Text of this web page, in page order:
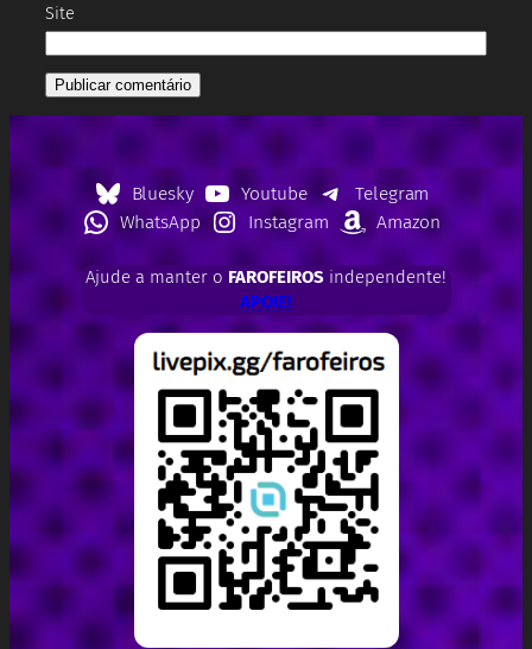
Site
Bluesky Youtube
Telegram
WhatsApp
Instagram Amazon
Ajude a manter o FAROFEIROSindependente!
APOIE!